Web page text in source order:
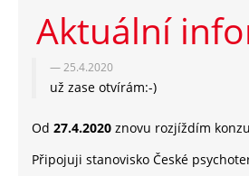
Aktuální
25.4.2020
už zase otvírám:-)
Od 27.4.2020 znovu rozjíždím
Připojuji stanovisko České